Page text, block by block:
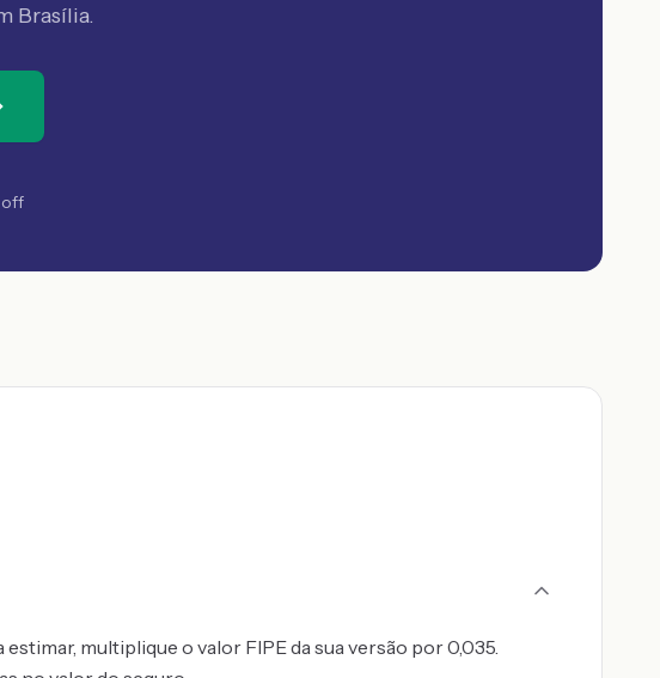
Brasília.
off
multiplique o valor FIPE da sua versão por 0,035.